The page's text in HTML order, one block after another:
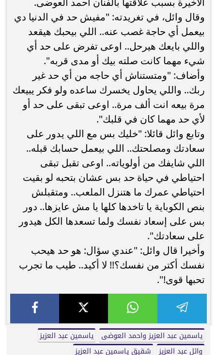
وقال وائل، في تغريدته: "مفيش حد في الدنيا دي
بيعمل أي حاجة غصب عنه.. اللي بيحبك هيقعد
واللي بايعك هيرحل.. اوعى تفرض على حد أي
شيء مهما كانت صلته بيك أو مدى قربه".
وأضاف: "ومتستناش أي حاجه من أي حد غير
ربك.. واللي يحاول يخسرك ساعده ولو فكر يبيعك
مرة بيعه انت ألف مرة.. اوعى تبقى على حد أو
لأي حد مهما كان في قلبك".
وتابع وائل قائلا: "خليك بس مع اللي يدور على
سعادتك ومصلحتك.. اللي بيعمل حسابك قبله..
اللي شايفك من أولوياته.. اوعى تقبل تبقى
احتياطي في حياة حد بس عشان بتحبه لو بقيت
احتياطي عمرك ما هتنزل الملعب.. ومتقبلش
بنص الكوباية يا تاخدها كلها يا مش عايزها.. دور
بس على إسعاد نفسك ولما تسعدها الكل هيدور
على سعادتك".
وأخيرا قال وائل: "عندي سؤال: هو حد هيحب
نفسك أكتر من نفسك؟!! لا أكيد.. طيب ما تجرب
تحبها قوى!".
ياسمين عبد العزيز واحمد العوضى
ياسمين عبد العزيز
وائل عبد العزيز
شقيق ياسمين عبد العزيز